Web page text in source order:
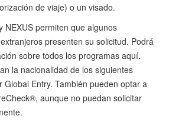
de viaje) o un visado.
NEXUS permiten que algunos
presenten su solicitud. Podrá
sobre todos los programas aquí.
la nacionalidad de los siguientes
Global Entry. También pueden optar a
aunque no puedan solicitar